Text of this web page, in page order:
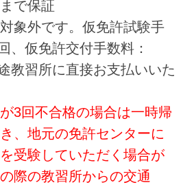
で保証
象外です。仮免許試験手
、仮免許交付手数料：
教習所に直接お支払いいた
3回不合格の場合は一時帰
、地元の免許センターに
受験していただく場合が
際の教習所からの交通